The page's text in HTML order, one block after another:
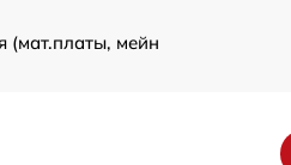
(мат.платы, мейн